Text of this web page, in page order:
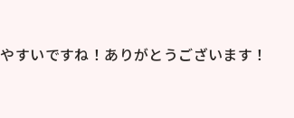
すいですね！ありがとうございます！